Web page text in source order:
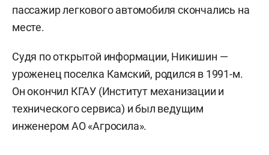
пассажир легкового автомобиля скончались на
месте.
Судя по открытой информации, Никишин —
уроженец поселка Камский, родился в 1991-м.
Он окончил КГАУ (Институт механизации и
технического сервиса) и был ведущим
инженером АО «Агросила».